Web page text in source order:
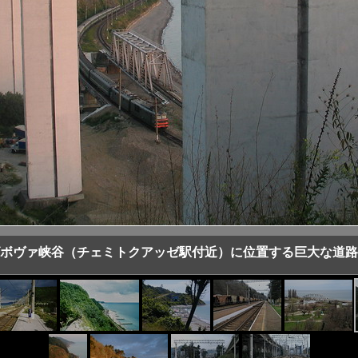
ヴァ峡谷（チェミトクアッゼ駅付近）に位置する巨大な道